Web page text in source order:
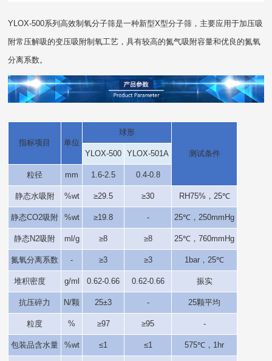
YLOX-500系列高效制氧分子筛是一种新型X型分子筛，主要应用于加压吸
附常压解吸的变压吸附制氧工艺，具有较高的氮气吸附容量和优良的氮氧
分离系数。
指标项目 单位
球形
测试条件
YLOX-500 YLOX-501A
粒径 mm 1.6-2.5 0.4-0.8
静态水吸附 %wt ≥29.5 ≥30 RH75%，25℃
静态CO2吸附 %wt ≥19.8 - 25℃，250mmHg
静态N2吸附 ml/g ≥8 ≥8 25℃，760mmHg
氮氧分离系数 - ≥3 ≥3 1bar，25℃
堆积密度 g/ml 0.62-0.66 0.62-0.66 振实
抗压碎力 N/颗 25±3 - 25颗平均
粒度 % ≥97 ≥95 -
包装品含水量 %wt ≤1 ≤1 575℃，1hr